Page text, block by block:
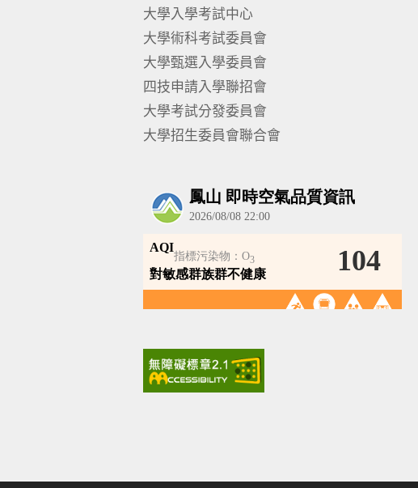
大學入學考試中心
大學術科考試委員會
大學甄選入學委員會
四技申請入學聯招會
大學考試分發委員會
大學招生委員會聯合會